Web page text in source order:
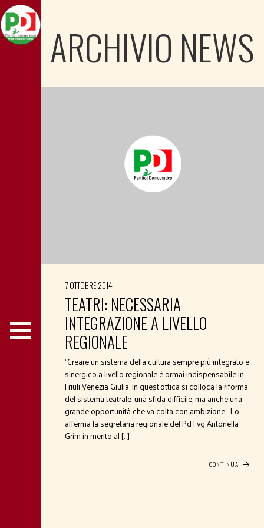
ARCHIVIO NEWS
7 OTTOBRE 2014
TEATRI: NECESSARIA
INTEGRAZIONE A LIVELLO
REGIONALE
“Creare un sistema della cultura sempre più integrato e
sinergico a livello regionale è ormai indispensabile in
Friuli Venezia Giulia. In quest’ottica si colloca la riforma
del sistema teatrale: una sfida difficile, ma anche una
grande opportunità che va colta con ambizione”. Lo
afferma la segretaria regionale del Pd Fvg Antonella
Grim in merito al […]
CONTINUA